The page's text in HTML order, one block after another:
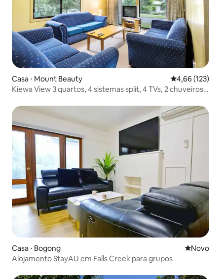
Casa ⋅ Mount Beauty 4,66 de uma
4,66 (123)
Kiewa View 3 quartos, 4 sistemas split, 4 TVs, 2 chuveiros e
Casa ⋅ Bogong Novo
Novo
Alojamento StayAU em Falls Creek para grupos